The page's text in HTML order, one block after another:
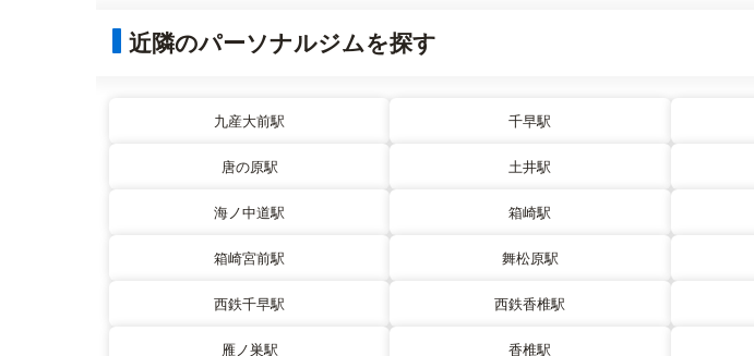
近隣のパーソナルジムを探す
九産大前駅 千早駅
唐の原駅 土井駅
海ノ中道駅 箱崎駅
箱崎宮前駅 舞松原駅
西鉄千早駅 西鉄香椎駅
雁ノ巣駅 香椎駅